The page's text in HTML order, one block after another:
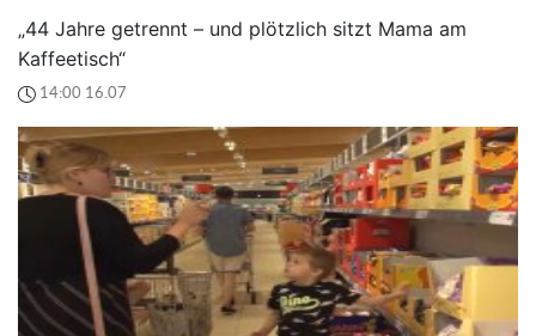
„44 Jahre getrennt – und plötzlich sitzt Mama am
Kaffeetisch“
14:00 16.07